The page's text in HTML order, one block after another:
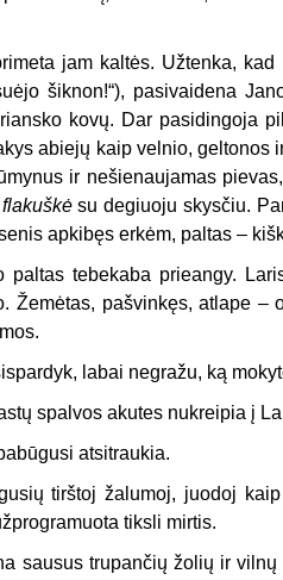
jam kaltės. Užtenka, kad
šiknon!“), pasivaidena
kovų. Dar pasidingoja
abiejų kaip velnio, geltonos
ir nešienaujamas
flakuškėsu degiuoju skysčiu.
apkibęs erkėm, paltas –
tebekaba prieangy.
Žemėtas, pašvinkęs, atlape –
labai negražu, ką
spalvos akutes nukreipia į
atsitraukia.
tirštoj žalumoj, juodoj
tiksli mirtis.
sausus trupančių žolių ir